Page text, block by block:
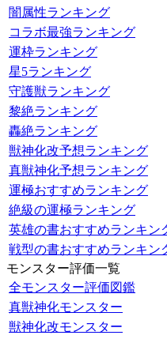
闇属性ランキング
コラボ最強ランキング
運枠ランキング
星5ランキング
守護獣ランキング
黎絶ランキング
轟絶ランキング
獣神化改予想ランキング
真獣神化予想ランキング
運極おすすめランキング
絶級の運極ランキング
英雄の書おすすめランキン
戦型の書おすすめランキン
モンスター評価一覧
全モンスター評価図鑑
真獣神化モンスター
獣神化改モンスター